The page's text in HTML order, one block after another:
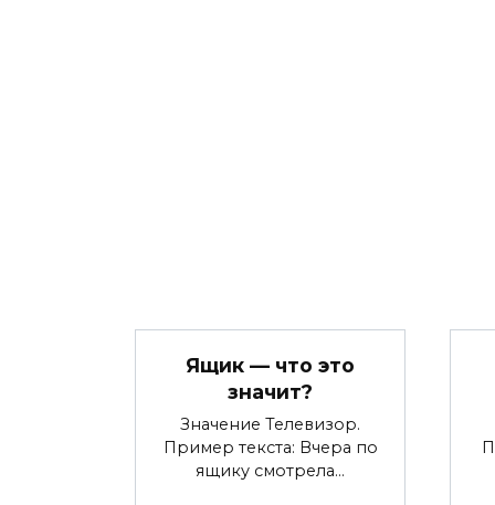
Ящик — что это
значит?
Значение Телевизор.
Пример текста: Вчера по
ящику смотрела…